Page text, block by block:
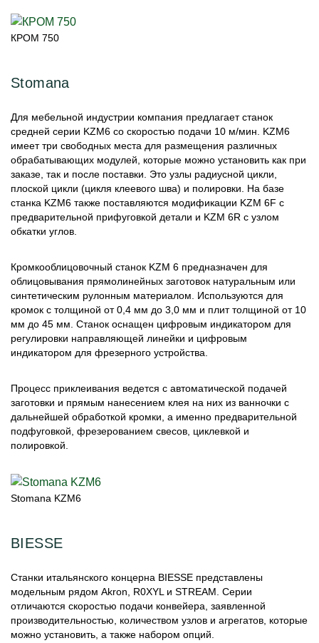
КРОМ 750
Stomana
Для мебельной индустрии компания предлагает станок
средней серии KZM6 со скоростью подачи 10 м/мин. KZM6
имеет три свободных места для размещения различных
обрабатывающих модулей, которые можно установить как при
заказе, так и после поставки. Это узлы радиусной цикли,
плоской цикли (цикля клеевого шва) и полировки. На базе
станка KZM6 также поставляются модификации KZM 6F с
предварительной прифуговкой детали и KZM 6R с узлом
обкатки углов.
Кромкооблицовочный станок KZM 6 предназначен для
облицовывания прямолинейных заготовок натуральным или
синтетическим рулонным материалом. Используются для
кромок с толщиной от 0,4 мм до 3,0 мм и плит толщиной от 10
мм до 45 мм. Станок оснащен цифровым индикатором для
регулировки направляющей линейки и цифровым
индикатором для фрезерного устройства.
Процесс приклеивания ведется с автоматической подачей
заготовки и прямым нанесением клея на них из ванночки с
дальнейшей обработкой кромки, а именно предварительной
подфуговкой, фрезерованием свесов, циклевкой и
полировкой.
Stomana KZM6
BIESSE
Станки итальянского концерна BIESSE представлены
модельным рядом Akron, R0XYL и STREAM. Серии
отличаются скоростью подачи конвейера, заявленной
производительностью, количеством узлов и агрегатов, которые
можно установить, а также набором опций.